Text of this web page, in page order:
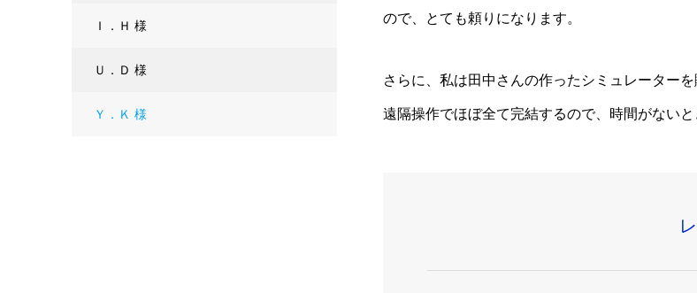
ので、とても頼りになります。
さらに、私は田中さんの作ったシミュレーター
遠隔操作でほぼ全て完結するので、時間がない
Ｉ．Ｈ 様
Ｕ．Ｄ 様
Ｙ．Ｋ 様